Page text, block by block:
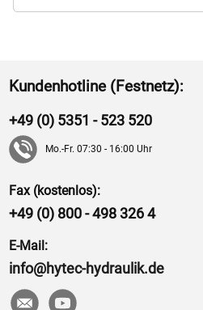
Kundenhotline (Festnetz):
+49 (0) 5351 - 523 520
Mo.-Fr. 07:30 - 16:00 Uhr
Fax (kostenlos):
+49 (0) 800 - 498 326 4
E-Mail:
info@hytec-hydraulik.de